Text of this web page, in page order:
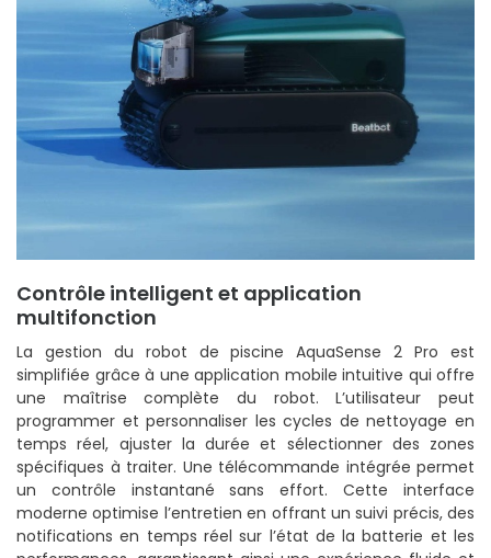
Contrôle intelligent et application
multifonction
La gestion du robot de piscine AquaSense 2 Pro est
simplifiée grâce à une application mobile intuitive qui offre
une maîtrise complète du robot. L’utilisateur peut
programmer et personnaliser les cycles de nettoyage en
temps réel, ajuster la durée et sélectionner des zones
spécifiques à traiter. Une télécommande intégrée permet
un contrôle instantané sans effort. Cette interface
moderne optimise l’entretien en offrant un suivi précis, des
notifications en temps réel sur l’état de la batterie et les